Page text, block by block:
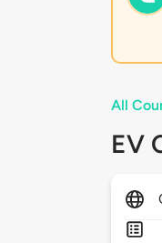
All
EV